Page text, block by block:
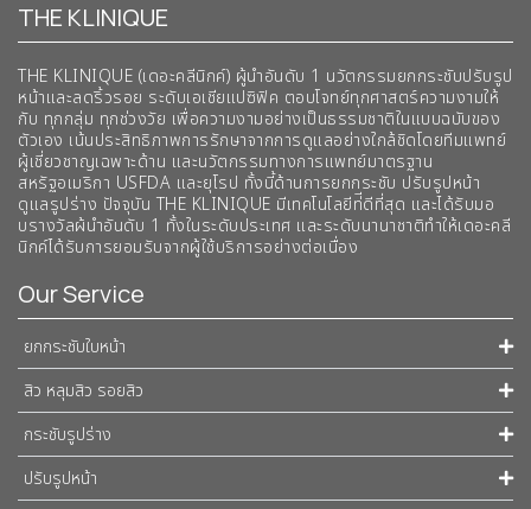
THE KLINIQUE
THE KLINIQUE (เดอะคลีนิกค์) ผู้นำอันดับ 1 นวัตกรรมยกกระชับปรับรูป
หน้าและลดริ้วรอย ระดับเอเชียแปซิฟิค ตอบโจทย์ทุกศาสตร์ความงามให้
กับ ทุกกลุ่ม ทุกช่วงวัย เพื่อความงามอย่างเป็นธรรมชาติในแบบฉบับของ
ตัวเอง เน้นประสิทธิภาพการรักษาจากการดูแลอย่างใกล้ชิดโดยทีมแพทย์
ผู้เชี่ยวชาญเฉพาะด้าน และนวัตกรรมทางการแพทย์มาตรฐาน
สหรัฐอเมริกา USFDA และยุโรป ทั้งนี้ด้านการยกกระชับ ปรับรูปหน้า
ดูแลรูปร่าง ปัจจุบัน THE KLINIQUE มีเทคโนโลยีท่ีดีที่สุด และได้รับมอ
บรางวัลผ้นำอันดับ 1 ทั้งในระดับประเทศ และระดับนานาชาติทําให้เดอะคลี
นิกค์ได้รับการยอมรับจากผู้ใช้บริการอย่างต่อเนื่อง
Our Service
ยกกระชับใบหน้า
สิว หลุมสิว รอยสิว
กระชับรูปร่าง
ปรับรูปหน้า